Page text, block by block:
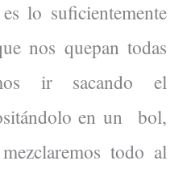
lo suficientemente
nos quepan todas
ir sacando el
en un bol,
todo al